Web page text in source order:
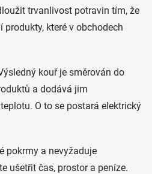
trvanlivost potravin tím, že
které v obchodech
kouř je směrován do
a dodává jim
O to se postará elektrický
pokrmy a nevyžaduje
ušetřit čas, prostor a peníze.